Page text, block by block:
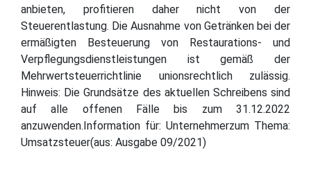
anbieten, profitieren daher nicht von der
Steuerentlastung. Die Ausnahme von Getränken bei der
ermäßigten Besteuerung von Restaurations- und
Verpflegungsdienstleistungen ist gemäß der
Mehrwertsteuerrichtlinie unionsrechtlich zulässig.
Hinweis: Die Grundsätze des aktuellen Schreibens sind
auf alle offenen Fälle bis zum 31.12.2022
anzuwenden.Information für: Unternehmerzum Thema:
Umsatzsteuer(aus: Ausgabe 09/2021)